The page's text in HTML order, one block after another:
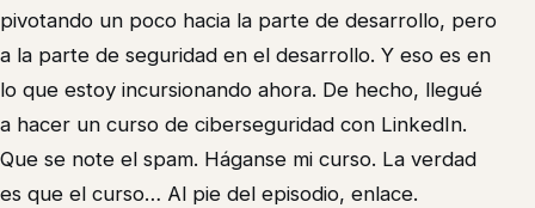
pivotando un poco hacia la parte de desarrollo, pero
a la parte de seguridad en el desarrollo. Y eso es en
lo que estoy incursionando ahora. De hecho, llegué
a hacer un curso de ciberseguridad con LinkedIn.
Que se note el spam. Háganse mi curso. La verdad
es que el curso… Al pie del episodio, enlace.